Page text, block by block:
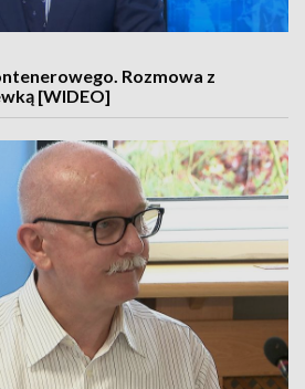
Rozmowa z
[WIDEO]